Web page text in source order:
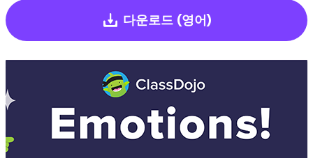
다운로드 (영어)